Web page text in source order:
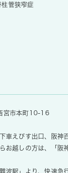
管狭窄症
宮市本町10-16
車えびす出口、阪
お越しの方は、「阪
波駅」より、快速急